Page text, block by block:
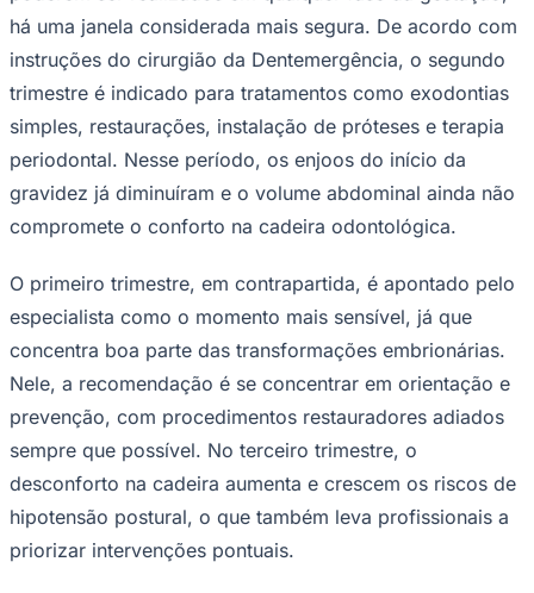
há uma janela considerada mais segura. De acordo com
instruções do cirurgião da Dentemergência, o segundo
trimestre é indicado para tratamentos como exodontias
simples, restaurações, instalação de próteses e terapia
periodontal. Nesse período, os enjoos do início da
gravidez já diminuíram e o volume abdominal ainda não
compromete o conforto na cadeira odontológica.
O primeiro trimestre, em contrapartida, é apontado pelo
especialista como o momento mais sensível, já que
concentra boa parte das transformações embrionárias.
Nele, a recomendação é se concentrar em orientação e
prevenção, com procedimentos restauradores adiados
sempre que possível. No terceiro trimestre, o
desconforto na cadeira aumenta e crescem os riscos de
hipotensão postural, o que também leva profissionais a
priorizar intervenções pontuais.